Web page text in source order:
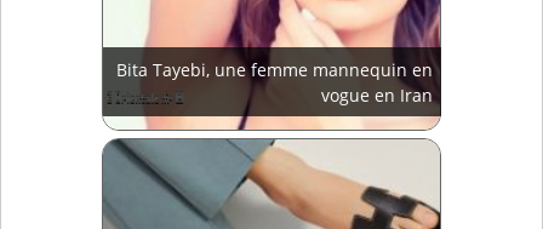
Bita Tayebi, une femme mannequin en
vogue en Iran